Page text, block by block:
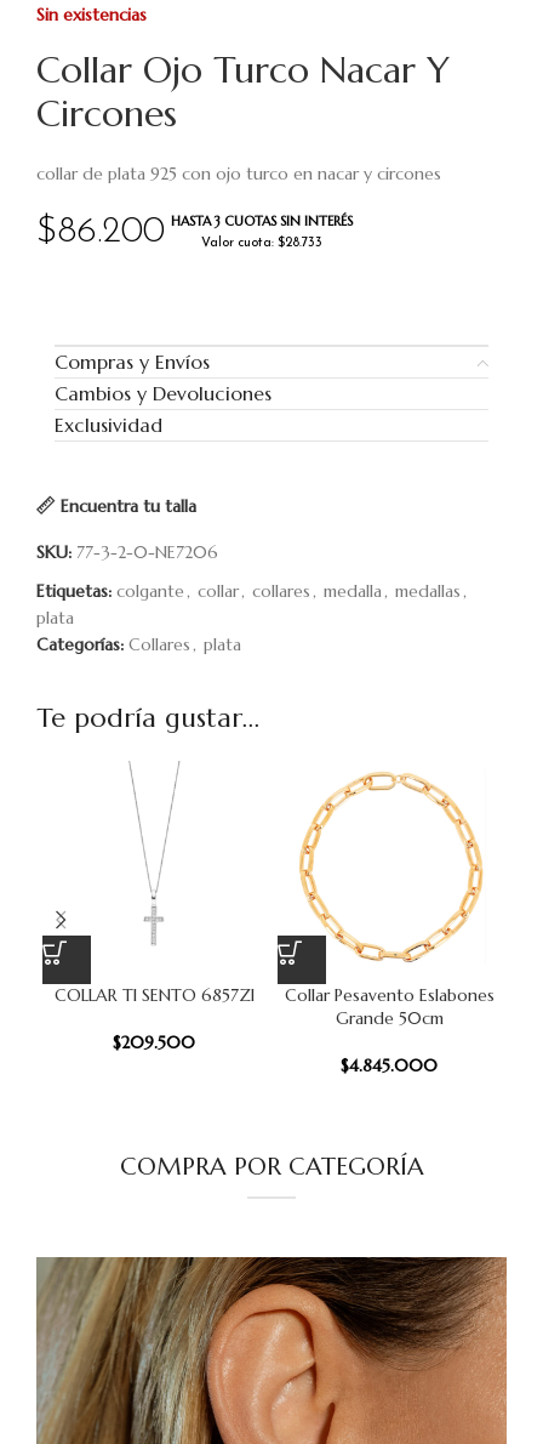
Collar Ojo Turco Nacar Y
Circones
$86.200 HASTA 3 CUOTAS SIN INTERÉS
Valor cuota: $28.733
collar de plata 925 con ojo turco en nacar y circones
Sin existencias
Encuentra tu talla
Compras y Envíos
Cambios y Devoluciones
Exclusividad
SKU: 77-3-2-0-NE7206
Categorías: Collares, plata
Etiquetas: colgante, collar, collares, medalla, medallas,
plata
Te podría gustar...
COLLAR TI SENTO 6857ZI
$209.500
Collar Pesavento Eslabones
Grande 50cm
$4.845.000
COMPRA POR CATEGORÍA